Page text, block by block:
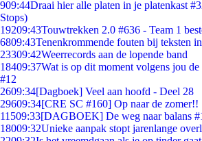
909:44Draai hier alle platen in je platenkast
Stops)
19209:43Touwtrekken 2.0 #636 - Team 1
6809:43Tenenkrommende fouten bij teksten
23309:42Weerrecords aan de lopende band
18409:37Wat is op dit moment volgens jou de
#12
2609:34[Dagboek] Veel aan hoofd - Deel 28
29609:34[CRE SC #160] Op naar de zomer!!
11509:33[DAGBOEK] De weg naar balans
18009:32Unieke aanpak stopt jarenlange